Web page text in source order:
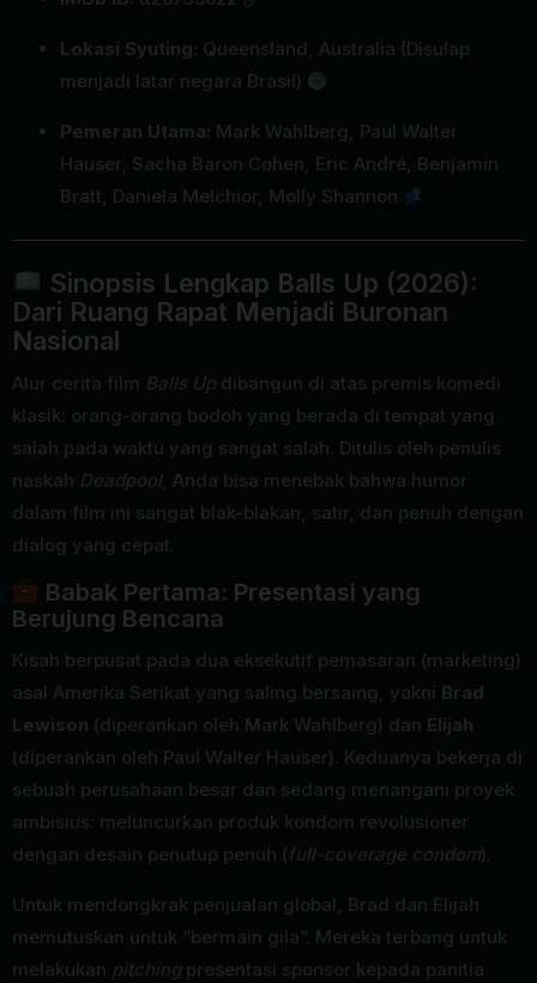
Lokasi Syuting: Queensland, Australia (Disulap
menjadi latar negara Brasil)
Pemeran Utama: Mark Wahlberg, Paul Walter
Hauser, Sacha Baron Cohen, Eric André, Benjamin
Bratt, Daniela Melchior, Molly Shannon
Sinopsis Lengkap Balls Up (2026):
Dari Ruang Rapat Menjadi Buronan
Nasional
Alur cerita film Balls Up dibangun di atas premis komedi
klasik: orang-orang bodoh yang berada di tempat yang
salah pada waktu yang sangat salah. Ditulis oleh penulis
naskah Deadpool, Anda bisa menebak bahwa humor
dalam film ini sangat blak-blakan, satir, dan penuh dengan
dialog yang cepat.
Babak Pertama: Presentasi yang
Berujung Bencana
Kisah berpusat pada dua eksekutif pemasaran (marketing)
asal Amerika Serikat yang saling bersaing, yakni Brad
Lewison (diperankan oleh Mark Wahlberg) dan Elijah
(diperankan oleh Paul Walter Hauser). Keduanya bekerja di
sebuah perusahaan besar dan sedang menangani proyek
ambisius: meluncurkan produk kondom revolusioner
dengan desain penutup penuh (full-coverage condom).
Untuk mendongkrak penjualan global, Brad dan Elijah
memutuskan untuk “bermain gila”. Mereka terbang untuk
melakukan pitchingpresentasi sponsor kepada panitia